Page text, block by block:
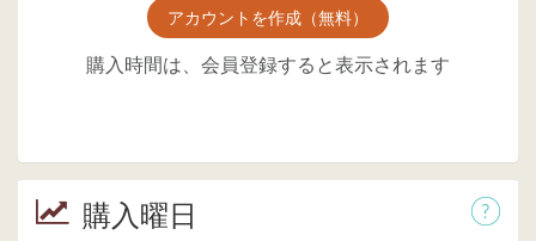
アカウントを作成（無料）
購入時間は、会員登録すると表示されます
購入曜日